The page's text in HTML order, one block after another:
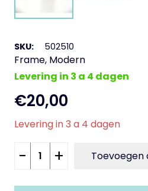
SKU: 502510
Frame, Modern
Levering in 3 a 4 dagen
€20,00
Levering in 3 a 4 dagen
Lakstift
8ml
Rood
- + Toevoegen